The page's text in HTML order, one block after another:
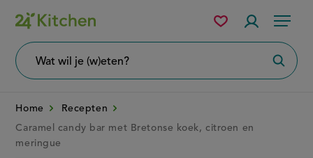
Overslaan
en
naar
Menu
wil
Mijn
bewaarde
Home
Recepten
Caramel candy bar met Bretonse koek, citroen en
meringue